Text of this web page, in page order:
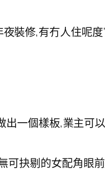
裝修,有冇人住呢
一個樣板,業主可
可抉剔的女配角眼